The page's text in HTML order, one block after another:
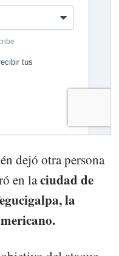
dejó otra persona
en laciudad de
la